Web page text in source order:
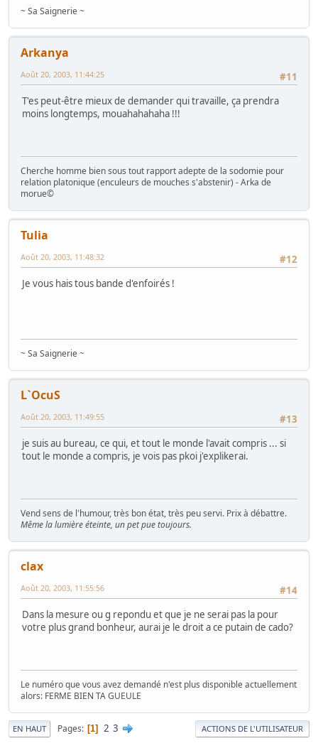
~ Sa Saignerie ~
Arkanya
#11
Août 20, 2003, 11:44:25
T'es peut-être mieux de demander qui travaille, ça prendra
moins longtemps, mouahahahaha !!!
Cherche homme bien sous tout rapport adepte de la sodomie pour
relation platonique (enculeurs de mouches s'abstenir) - Arka de
morue©
Tulia
#12
Août 20, 2003, 11:48:32
Je vous hais tous bande d'enfoirés !
~ Sa Saignerie ~
L`OcuS
#13
Août 20, 2003, 11:49:55
je suis au bureau, ce qui, et tout le monde l'avait compris ... si
tout le monde a compris, je vois pas pkoi j'explikerai.
Vend sens de l'humour, très bon état, très peu servi. Prix à débattre.
Même la lumière éteinte, un pet pue toujours.
clax
#14
Août 20, 2003, 11:55:56
Dans la mesure ou g repondu et que je ne serai pas la pour
votre plus grand bonheur, aurai je le droit a ce putain de cado?
Le numéro que vous avez demandé n'est plus disponible actuellement
alors: FERME BIEN TA GUEULE
EN HAUT Pages 1 2 3 ACTIONS DE L'UTILISATEUR